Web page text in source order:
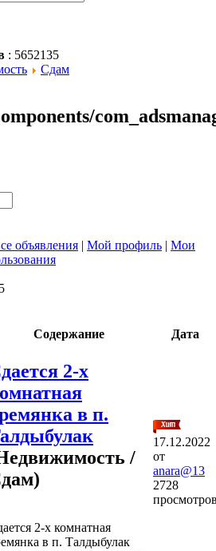
: 5652135
Сдам
объявления | Мой профиль | Мои
Содержание
Дата
2-х
в п.
/
2-х комнатная
в п. Талдыбулак
17.12.2022
от
anara@13
2728